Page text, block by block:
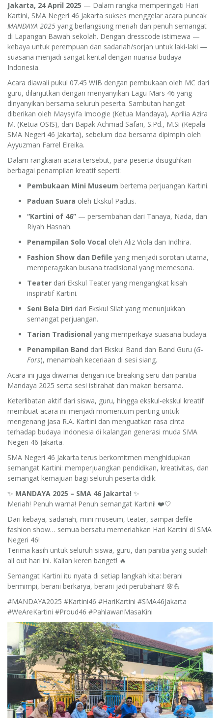
Jakarta, 24 April 2025 — Dalam rangka memperingati Hari
Kartini, SMA Negeri 46 Jakarta sukses menggelar acara puncak
MANDAYA 2025 yang berlangsung meriah dan penuh semangat
di Lapangan Bawah sekolah. Dengan dresscode istimewa —
kebaya untuk perempuan dan sadariah/sorjan untuk laki-laki —
suasana menjadi sangat kental dengan nuansa budaya
Indonesia.
Acara diawali pukul 07.45 WIB dengan pembukaan oleh MC dari
guru, dilanjutkan dengan menyanyikan Lagu Mars 46 yang
dinyanyikan bersama seluruh peserta. Sambutan hangat
diberikan oleh Maysyifa Imoogie (Ketua Mandaya), Aprilia Azira
M. (Ketua OSIS), dan Bapak Achmad Safari, S.Pd., M.Si (Kepala
SMA Negeri 46 Jakarta), sebelum doa bersama dipimpin oleh
Ayyuzman Farrel Elreika.
Dalam rangkaian acara tersebut, para peserta disuguhkan
berbagai penampilan kreatif seperti:
Pembukaan Mini Museum bertema perjuangan Kartini.
Paduan Suara oleh Ekskul Padus.
“Kartini of 46” — persembahan dari Tanaya, Nada, dan
Riyah Hasnah.
Penampilan Solo Vocal oleh Aliz Viola dan Indhira.
Fashion Show dan Defile yang menjadi sorotan utama,
memperagakan busana tradisional yang memesona.
Teater dari Ekskul Teater yang mengangkat kisah
inspiratif Kartini.
Seni Bela Diri dari Ekskul Silat yang menunjukkan
semangat perjuangan.
Tarian Tradisional yang memperkaya suasana budaya.
Penampilan Band dari Ekskul Band dan Band Guru (G-
Fors), menambah keceriaan di sesi siang.
Acara ini juga diwarnai dengan ice breaking seru dari panitia
Mandaya 2025 serta sesi istirahat dan makan bersama.
Keterlibatan aktif dari siswa, guru, hingga ekskul-ekskul kreatif
membuat acara ini menjadi momentum penting untuk
mengenang jasa R.A. Kartini dan menguatkan rasa cinta
terhadap budaya Indonesia di kalangan generasi muda SMA
Negeri 46 Jakarta.
SMA Negeri 46 Jakarta terus berkomitmen menghidupkan
semangat Kartini: memperjuangkan pendidikan, kreativitas, dan
semangat kemajuan bagi seluruh peserta didik.
✨ MANDAYA 2025 – SMA 46 Jakarta! ✨
Meriah! Penuh warna! Penuh semangat Kartini! ❤️🤍
Dari kebaya, sadariah, mini museum, teater, sampai defile
fashion show… semua bersatu memeriahkan Hari Kartini di SMA
Negeri 46!
Terima kasih untuk seluruh siswa, guru, dan panitia yang sudah
all out hari ini. Kalian keren banget! 🔥
Semangat Kartini itu nyata di setiap langkah kita: berani
bermimpi, berani berkarya, berani jadi perubahan! 🌸💪
#MANDAYA2025 #Kartini46 #HariKartini #SMA46Jakarta
#WeAreKartini #Proud46 #PahlawanMasaKini